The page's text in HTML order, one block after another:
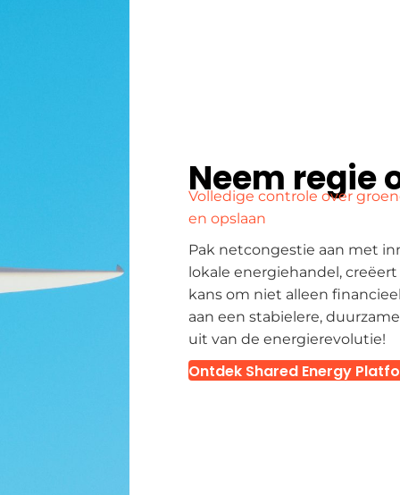
Neem regie
Volledige controle over
en opslaan
Pak netcongestie aan met
lokale energiehandel,
kans om niet alleen
aan een stabielere,
uit van de energierevolutie!
Ontdek Shared Energy